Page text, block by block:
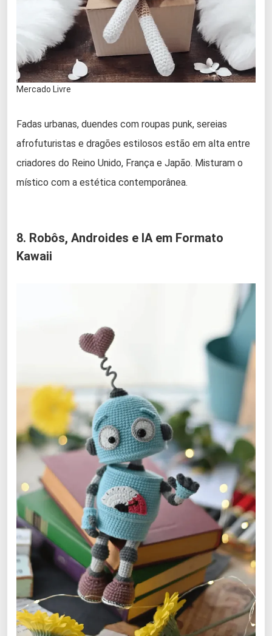
Mercado Livre
Fadas urbanas, duendes com roupas punk, sereias
afrofuturistas e dragões estilosos estão em alta entre
criadores do Reino Unido, França e Japão. Misturam o
místico com a estética contemporânea.
8. Robôs, Androides e IA em Formato
Kawaii